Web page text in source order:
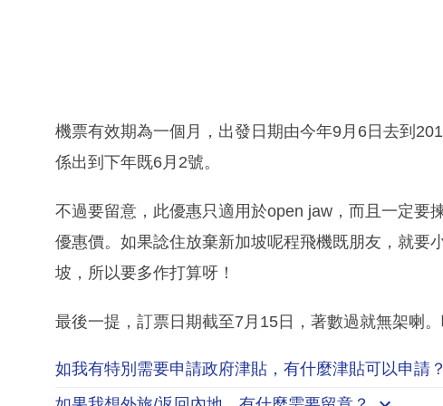
機票有效期為一個月，出發日期由今年9月6日去到
係出到下年既6月2號。
不過要留意，此優惠只適用於open jaw，而且一定要
優惠價。如果諗住放棄新加坡呢程飛機既朋友，就要
坡，所以要多作打算呀！
最後一提，訂票日期截至7月15日，著數過就無架喇
如我有特別需要申請政府津貼 ，有什麼津貼可以申請？